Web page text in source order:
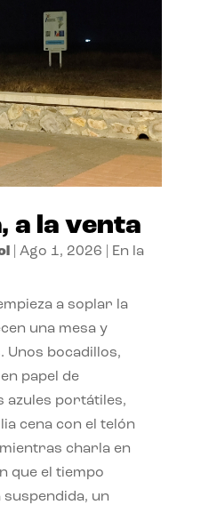
a la venta
| Ago 1, 2026
En la
a soplar la
una mesa y
Unos bocadillos,
papel de
azules portátiles,
cena con el telón
charla en
que el tiempo
un